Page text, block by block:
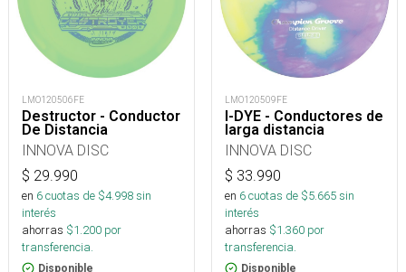
LMO120506FE
Destructor - Conductor
De Distancia
INNOVA DISC
$ 29.990
en 6cuotas de $4.998sin
interés
ahorras $1.200 por
transferencia.
Disponible
LMO120509FE
I-DYE - Conductores de
larga distancia
INNOVA DISC
$ 33.990
en 6cuotas de $5.665sin
interés
ahorras $1.360 por
transferencia.
Disponible